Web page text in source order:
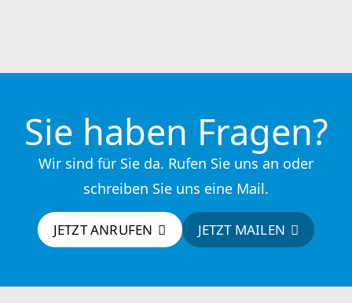
Sie haben Fragen?
Wir sind für Sie da. Rufen Sie uns an oder
schreiben Sie uns eine Mail.
JETZT ANRUFEN JETZT MAILEN